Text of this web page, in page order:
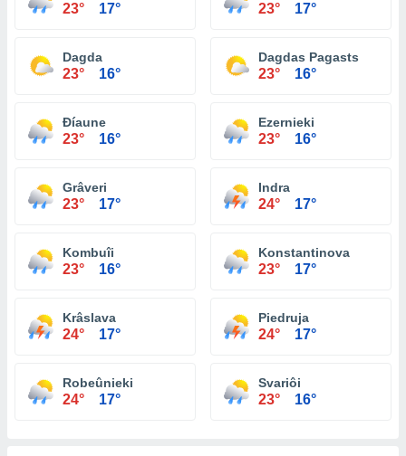
23° 17° 23° 17°
Dagda
23° 16°
Dagdas Pagasts
23° 16°
Ðíaune
23° 16°
Ezernieki
23° 16°
Grâveri
23° 17°
Indra
24° 17°
Kombuîi
23° 16°
Konstantinova
23° 17°
Krâslava
24° 17°
Piedruja
24° 17°
Robeûnieki
24° 17°
Svariôi
23° 16°